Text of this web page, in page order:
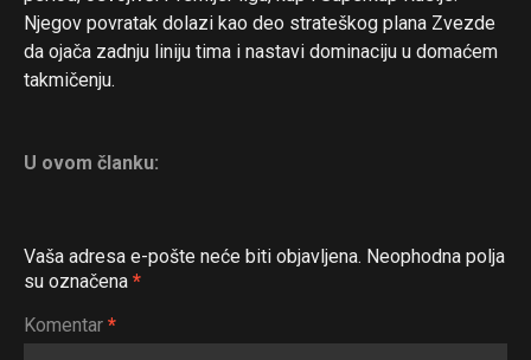
Njegov povratak dolazi kao deo strateškog plana Zvezde
da ojača zadnju liniju tima i nastavi dominaciju u domaćem
takmičenju.
U ovom članku:
Vaša adresa e-pošte neće biti objavljena. Neophodna polja
su označena *
Komentar *